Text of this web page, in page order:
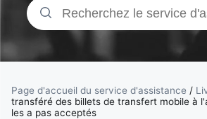
Page d'accueil du service d'assistance /
transféré des billets de transfert mobile à
les a pas acceptés